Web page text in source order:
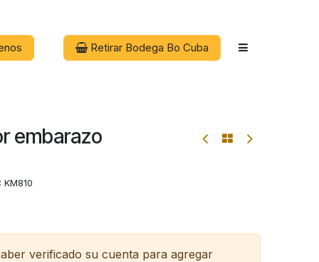
Retirar Bodega Bo Cuba
embarazo
KM810
verificado su cuenta para agregar